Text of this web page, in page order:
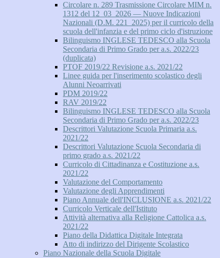
Circolare n. 289 Trasmissione Circolare MIM n.
1312 del 12_03_2026 — Nuove Indicazioni
Nazionali (D.M. 221_2025) per il curricolo della
scuola dell'infanzia e del primo ciclo d'istruzione
Bilinguismo INGLESE TEDESCO alla Scuola
Secondaria di Primo Grado per a.s. 2022/23
(duplicata)
PTOF 2019/22 Revisione a.s. 2021/22
Linee guida per l'inserimento scolastico degli
Alunni Neoarrivati
PDM 2019/22
RAV 2019/22
Bilinguismo INGLESE TEDESCO alla Scuola
Secondaria di Primo Grado per a.s. 2022/23
Descrittori Valutazione Scuola Primaria a.s.
2021/22
Descrittori Valutazione Scuola Secondaria di
primo grado a.s. 2021/22
Curricolo di Cittadinanza e Costituzione a.s.
2021/22
Valutazione del Comportamento
Valutazione degli Apprendimenti
Piano Annuale dell'INCLUSIONE a.s. 2021/22
Curricolo Verticale dell'Istituto
Attività alternativa alla Religione Cattolica a.s.
2021/22
Piano della Didattica Digitale Integrata
Atto di indirizzo del Dirigente Scolastico
Piano Nazionale della Scuola Digitale